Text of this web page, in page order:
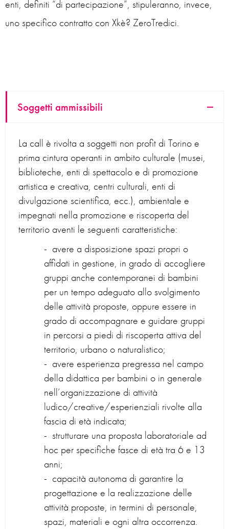
enti, definiti “di partecipazione”, stipuleranno, invece,
uno specifico contratto con Xkè? ZeroTredici.
Soggetti ammissibili
La call è rivolta a soggetti non profit di Torino e
prima cintura operanti in ambito culturale (musei,
biblioteche, enti di spettacolo e di promozione
artistica e creativa, centri culturali, enti di
divulgazione scientifica, ecc.), ambientale e
impegnati nella promozione e riscoperta del
territorio aventi le seguenti caratteristiche:
avere a disposizione spazi propri o
affidati in gestione, in grado di accogliere
gruppi anche contemporanei di bambini
per un tempo adeguato allo svolgimento
delle attività proposte, oppure essere in
grado di accompagnare e guidare gruppi
in percorsi a piedi di riscoperta attiva del
territorio, urbano o naturalistico;
avere esperienza pregressa nel campo
della didattica per bambini o in generale
nell’organizzazione di attività
ludico/creative/esperienziali rivolte alla
fascia di età indicata;
strutturare una proposta laboratoriale ad
hoc per specifiche fasce di età tra 6 e 13
anni;
capacità autonoma di garantire la
progettazione e la realizzazione delle
attività proposte, in termini di personale,
spazi, materiali e ogni altra occorrenza.